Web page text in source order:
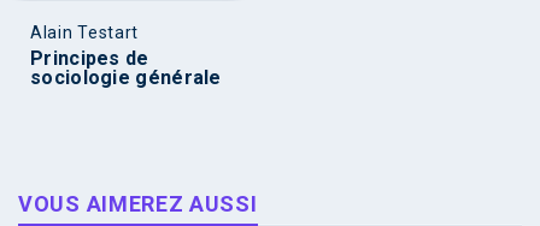
Alain Testart
Principes de
sociologie générale
VOUS AIMEREZ AUSSI